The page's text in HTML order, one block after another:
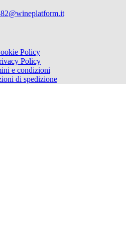
Policy
Policy
e condizioni
di spedizione